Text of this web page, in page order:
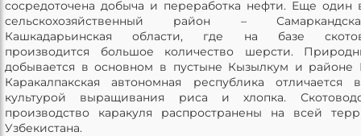
сосредоточена добыча и переработка нефти. Еще один
сельскохозяйственный район –
Кашкадарьинская области, где на базе
производится большое количество шерсти.
добывается в основном в пустыне Кызылкум и районе
Каракалпакская автономная республика отличается
культурой выращивания риса и хлопка.
производство каракуля распространены на всей
Узбекистана.